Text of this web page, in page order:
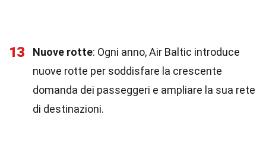
13 Nuove rotte: Ogni anno, Air Baltic introduce
nuove rotte per soddisfare la crescente
domanda dei passeggeri e ampliare la sua rete
di destinazioni.